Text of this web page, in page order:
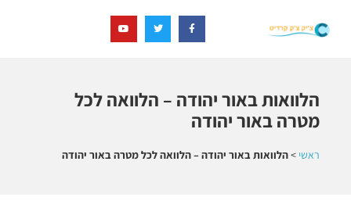
הלוואות באור יהודה – הלוואה לכל
מטרה באור יהודה
ראשי >הלוואות באור יהודה – הלוואה לכל מטרה באור יהודה